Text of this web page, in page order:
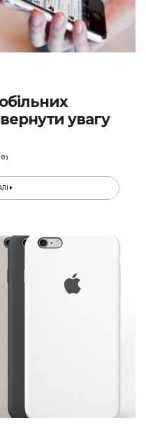
увагу